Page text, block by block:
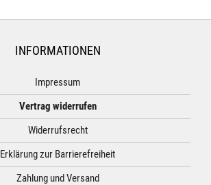
INFORMATIONEN
Impressum
Vertrag widerrufen
Widerrufsrecht
Erklärung zur Barrierefreiheit
Zahlung und Versand